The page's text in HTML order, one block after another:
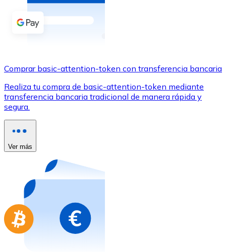
Tarjeta de crédito / débito
Utiliza tarjetas Visa y Mastercard para comprar
Compra tarjetas regalo de tus marcas favoritas con
Comprar basic-attention-token con transferencia bancaria
Realiza tu compra de basic-attention-token mediante
transferencia bancaria tradicional de manera rápida y
segura.
Ver más